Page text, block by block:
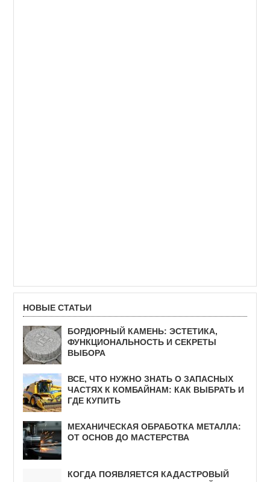
НОВЫЕ СТАТЬИ
БОРДЮРНЫЙ КАМЕНЬ: ЭСТЕТИКА,
ФУНКЦИОНАЛЬНОСТЬ И СЕКРЕТЫ
ВЫБОРА
ВСЕ, ЧТО НУЖНО ЗНАТЬ О ЗАПАСНЫХ
ЧАСТЯХ К КОМБАЙНАМ: КАК ВЫБРАТЬ И
ГДЕ КУПИТЬ
МЕХАНИЧЕСКАЯ ОБРАБОТКА МЕТАЛЛА:
ОТ ОСНОВ ДО МАСТЕРСТВА
КОГДА ПОЯВЛЯЕТСЯ КАДАСТРОВЫЙ